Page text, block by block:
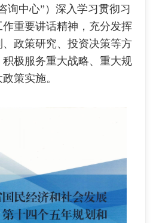
询中心”）深入学习贯彻习
重要讲话精神，充分发挥
政策研究、投资决策等方
极服务重大战略、重大规
策实施。